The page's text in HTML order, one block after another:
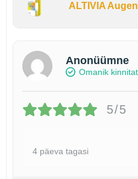
ALTIVIA
Anonüümne
Omanik
5/5
4 päeva tagasi